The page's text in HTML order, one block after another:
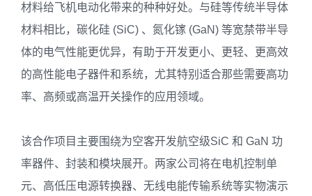
材料给飞机电动化带来的种种好处。与硅等传统半导体
材料相比，碳化硅 (SiC) 、氮化镓 (GaN) 等宽禁带半导
体的电气性能更优异，有助于开发更小、更轻、更高效
的高性能电子器件和系统，尤其特别适合那些需要高功
率、高频或高温开关操作的应用领域。
该合作项目主要围绕为空客开发航空级SiC 和 GaN 功
率器件、封装和模块展开。两家公司将在电机控制单
元、高低压电源转换器、无线电能传输系统等实物演示